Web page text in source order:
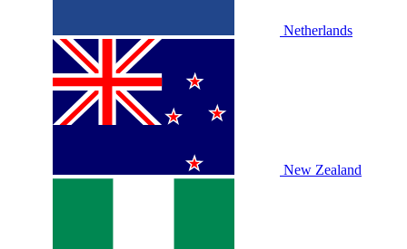
Netherlands
New Zealand